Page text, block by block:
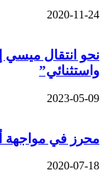
2020-11-24
نحو انتقال ميسي
واستثنائي”
2023-05-09
محرز في مواجهة
2020-07-18